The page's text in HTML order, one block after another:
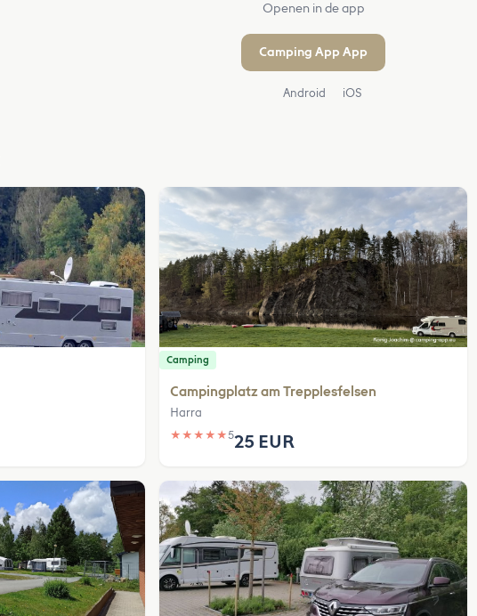
Openen in de app
Camping App App
Android iOS
Camping
Campingplatz am Trepplesfelsen
Harra
★ ★ ★ ★ ★525 EUR